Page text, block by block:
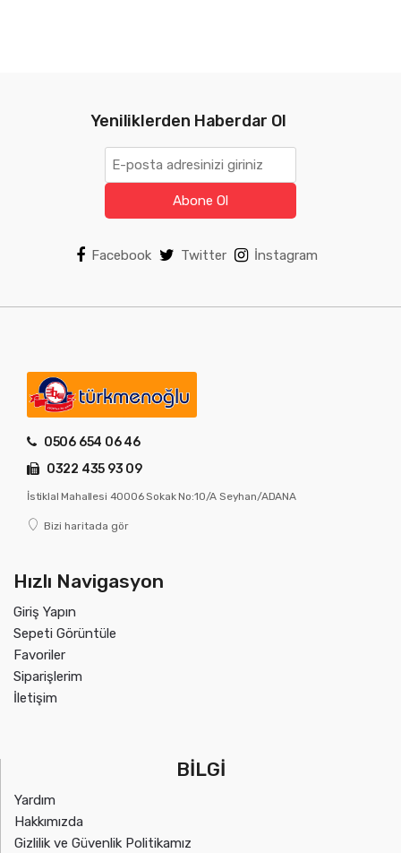
Yeniliklerden Haberdar Ol
Abone Ol
Facebook Twitter İnstagram
0506 654 06 46
0322 435 93 09
İstiklal Mahallesi 40006 Sokak No:10/A Seyhan/ADANA
Bizi haritada gör
Hızlı Navigasyon
Giriş Yapın
Sepeti Görüntüle
Favoriler
Siparişlerim
İletişim
BİLGİ
Yardım
Hakkımızda
Gizlilik ve Güvenlik Politikamız